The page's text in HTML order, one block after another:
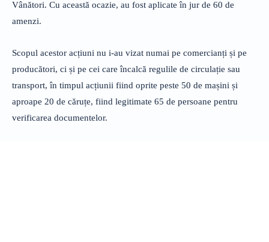
Vânători. Cu această ocazie, au fost aplicate în jur de 60 de
amenzi.
Scopul acestor acțiuni nu i-au vizat numai pe comercianți și pe
producători, ci și pe cei care încalcă regulile de circulație sau
transport, în timpul acțiunii fiind oprite peste 50 de mașini și
aproape 20 de căruțe, fiind legitimate 65 de persoane pentru
verificarea documentelor.